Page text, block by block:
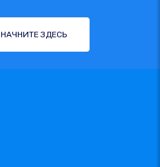
НАЧНИТЕ ЗДЕСЬ